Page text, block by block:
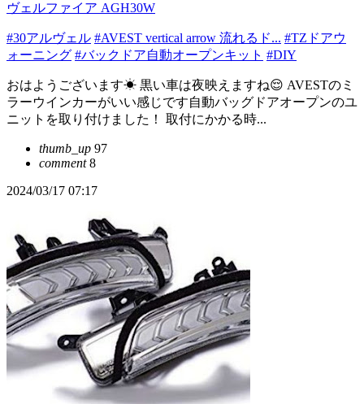
ヴェルファイア AGH30W
#30アルヴェル #AVEST vertical arrow 流れるド... #TZドアウ
ォーニング #バックドア自動オープンキット #DIY
おはようございます☀ 黒い車は夜映えますね😌 AVESTのミ
ラーウインカーがいい感じです自動バッグドアオープンのユ
ニットを取り付けました！ 取付にかかる時...
thumb_up 97
comment8
2024/03/17 07:17